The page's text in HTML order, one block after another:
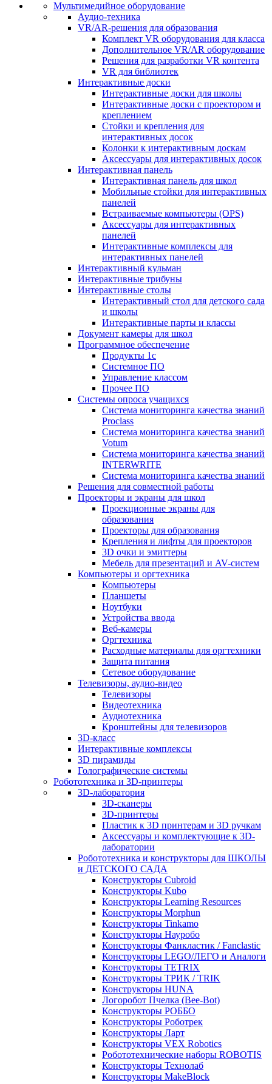
Мультимедийное оборудование
Аудио-техника
VR/AR-решения для образования
Комплект VR оборудования для класса
Дополнительное VR/AR оборудование
Решения для разработки VR контента
VR для библиотек
Интерактивные доски
Интерактивные доски для школы
Интерактивные доски с проектором и
креплением
Стойки и крепления для
интерактивных досок
Колонки к интерактивным доскам
Аксессуары для интерактивных досок
Интерактивная панель
Интерактивная панель для школ
Мобильные стойки для интерактивных
панелей
Встраиваемые компьютеры (OPS)
Аксессуары для интерактивных
панелей
Интерактивные комплексы для
интерактивных панелей
Интерактивный кульман
Интерактивные трибуны
Интерактивные столы
Интерактивный стол для детского сада
и школы
Интерактивные парты и классы
Документ камеры для школ
Программное обеспечение
Продукты 1с
Системное ПО
Управление классом
Прочее ПО
Системы опроса учащихся
Система мониторинга качества знаний
Proclass
Система мониторинга качества знаний
Votum
Система мониторинга качества знаний
INTERWRITE
Система мониторинга качества знаний
Решения для совместной работы
Проекторы и экраны для школ
Проекционные экраны для
образования
Проекторы для образования
Крепления и лифты для проекторов
3D очки и эмиттеры
Мебель для презентаций и AV-систем
Компьютеры и оргтехника
Компьютеры
Планшеты
Ноутбуки
Устройства ввода
Веб-камеры
Оргтехника
Расходные материалы для оргтехники
Защита питания
Сетевое оборудование
Телевизоры, аудио-видео
Телевизоры
Видеотехника
Аудиотехника
Кронштейны для телевизоров
3D-класс
Интерактивные комплексы
3D пирамиды
Голографические системы
Робототехника и 3D-принтеры
3D-лаборатория
3D-сканеры
3D-принтеры
Пластик к 3D принтерам и 3D ручкам
Аксессуары и комплектующие к 3D-
лаборатории
Робототехника и конструкторы для ШКОЛЫ
и ДЕТСКОГО САДА
Конструкторы Cubroid
Конструкторы Kubo
Конструкторы Learning Resources
Конструкторы Morphun
Конструкторы Tinkamo
Конструкторы Науробо
Конструкторы Фанкластик / Fanclastic
Конструкторы LEGO/ЛЕГО и Аналоги
Конструкторы TETRIX
Конструкторы ТРИК / TRIK
Конструкторы HUNA
Логоробот Пчелка (Bee-Bot)
Конструкторы РОББО
Конструкторы Роботрек
Конструкторы Ларт
Конструкторы VEX Robotics
Робототехнические наборы ROBOTIS
Конструкторы Технолаб
Конструкторы MakeBlock